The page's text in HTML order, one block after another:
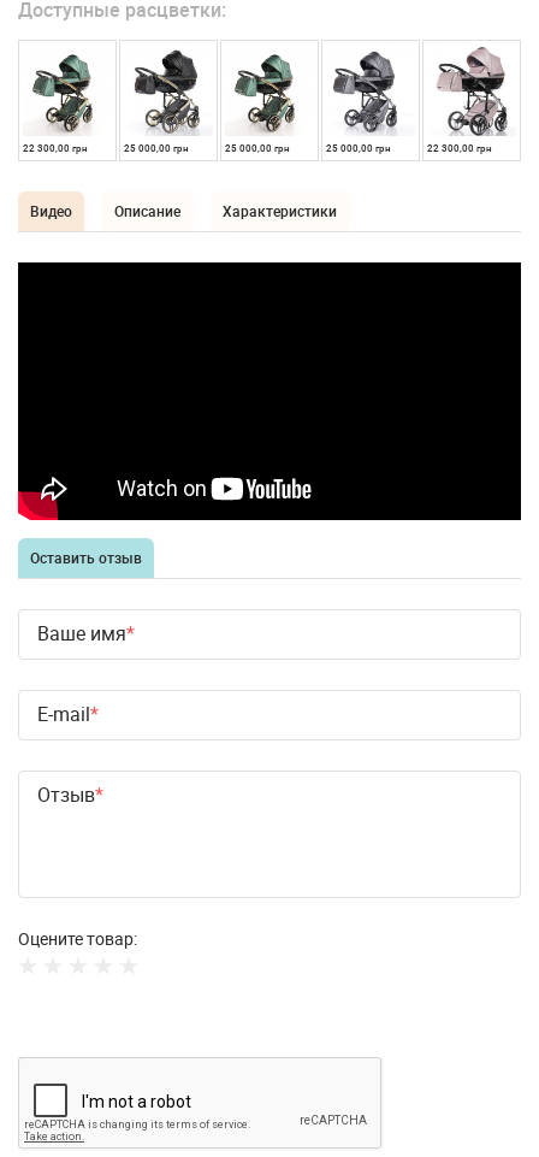
Доступные расцветки:
22 300,00 грн 25 000,00 грн 25 000,00 грн 25 000,00 грн 22 300,00 грн
Видео Описание Характеристики
Оставить отзыв
Ваше имя
E-mail
Отзыв
Оцените товар: